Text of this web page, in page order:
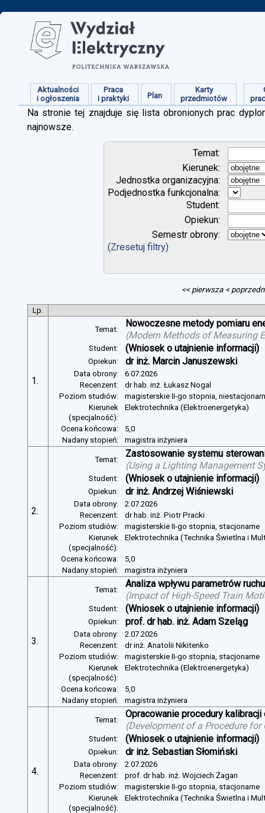
Aktualności
i ogłoszenia
Praca
i praktyki
Plan
Karty
przedmiotów
Na stronie tej znajduje się lista obronionych prac
najnowsze.
Temat:
Kierunek:
Jednostka organizacyjna:
Podjednostka funkcjonalna:
Student:
Opiekun:
Semestr obrony:
(Zresetuj filtry)
<< pierwsza <
Lp.
1.
Temat:
Nowoczesne metody pomiaru
(Modern Methods of Measuring
Student: (Wniosek o utajnienie informacji)
Opiekun: dr inż. Marcin Januszewski
Data obrony:
6.07.2026
Recenzent:
dr hab. inż. Łukasz Nogal
Poziom studiów:
magisterskie II-go stopnia,
Kierunek
(specjalność):
Elektrotechnika (Elektroenergetyka)
Ocena końcowa:
5,0
Nadany stopień:
magistra inżyniera
2.
Temat:
Zastosowanie systemu
(Using a Lighting Management
Student: (Wniosek o utajnienie informacji)
Opiekun: dr inż. Andrzej Wiśniewski
Data obrony:
2.07.2026
Recenzent:
dr hab. inż. Piotr Pracki
Poziom studiów:
magisterskie II-go stopnia, stacjonarne
Kierunek
(specjalność):
Elektrotechnika (Technika Świetlna i
Ocena końcowa:
5,0
Nadany stopień:
magistra inżyniera
3.
Temat:
Analiza wpływu parametrów
(Impact of High-Speed Train
Student: (Wniosek o utajnienie informacji)
Opiekun: prof. dr hab. inż. Adam Szeląg
Data obrony:
2.07.2026
Recenzent:
dr inż. Anatolii Nikitenko
Poziom studiów:
magisterskie II-go stopnia, stacjonarne
Kierunek
(specjalność):
Elektrotechnika (Elektroenergetyka)
Ocena końcowa:
5,0
Nadany stopień:
magistra inżyniera
4.
Temat:
Opracowanie procedury
(Development of a Procedure for
Student: (Wniosek o utajnienie informacji)
Opiekun: dr inż. Sebastian Słomiński
Data obrony:
2.07.2026
Recenzent:
prof. dr hab. inż. Wojciech Żagan
Poziom studiów:
magisterskie II-go stopnia, stacjonarne
Kierunek
(specjalność):
Elektrotechnika (Technika Świetlna i